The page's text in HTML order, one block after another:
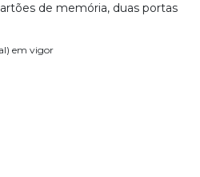
de memória, duas portas
em vigor